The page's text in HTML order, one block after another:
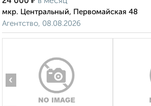
мкр. Центральный, Первомайская 48
Агентство, 08.08.2026
‹